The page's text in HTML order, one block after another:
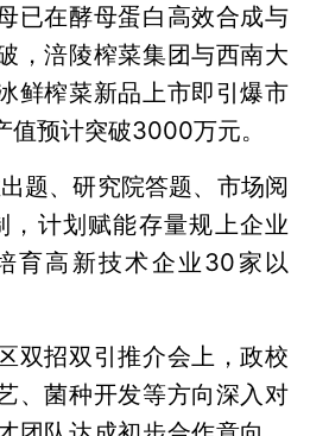
已在酵母蛋白高效合成与
，涪陵榨菜集团与西南大
鲜榨菜新品上市即引爆市
值预计突破3000万元。
题、研究院答题、市场阅
，计划赋能存量规上企业
育高新技术企业30家以
双招双引推介会上，政校
、菌种开发等方向深入对